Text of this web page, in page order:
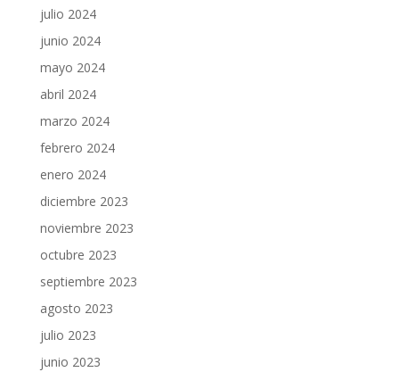
julio 2024
junio 2024
mayo 2024
abril 2024
marzo 2024
febrero 2024
enero 2024
diciembre 2023
noviembre 2023
octubre 2023
septiembre 2023
agosto 2023
julio 2023
junio 2023